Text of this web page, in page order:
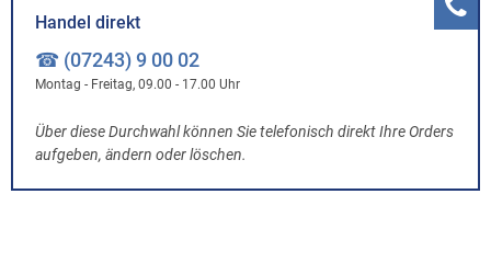
Handel direkt
☎ (07243) 9 00 02
Montag - Freitag, 09.00 - 17.00 Uhr
Über diese Durchwahl können Sie telefonisch direkt Ihre Orders
aufgeben, ändern oder löschen.